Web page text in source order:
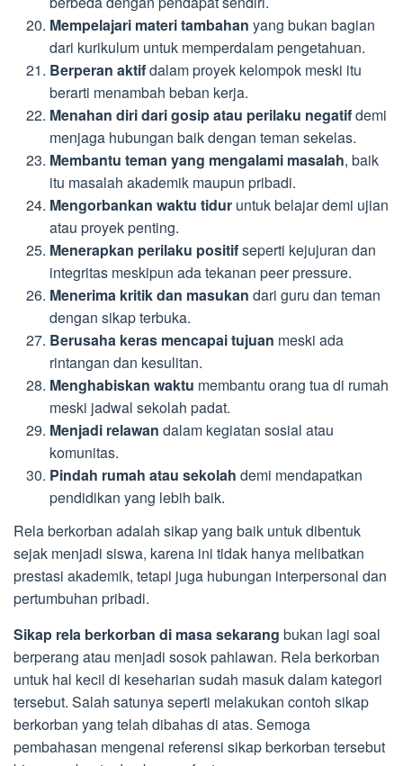
Mempelajari materi tambahan yang bukan bagian
dari kurikulum untuk memperdalam pengetahuan.
Berperan aktifdalam proyek kelompok meski itu
berarti menambah beban kerja.
Menahan diri dari gosip atau perilaku negatifdemi
menjaga hubungan baik dengan teman sekelas.
Membantu teman yang mengalami masalah, baik
itu masalah akademik maupun pribadi.
Mengorbankan waktu tidur untuk belajar demi ujian
atau proyek penting.
Menerapkan perilaku positifseperti kejujuran dan
integritas meskipun ada tekanan peer pressure.
Menerima kritik dan masukan dari guru dan teman
dengan sikap terbuka.
Berusaha keras mencapai tujuan meski ada
rintangan dan kesulitan.
Menghabiskan waktu membantu orang tua di rumah
meski jadwal sekolah padat.
Menjadi relawan dalam kegiatan sosial atau
komunitas.
Pindah rumah atau sekolah demi mendapatkan
pendidikan yang lebih baik.
Rela berkorban adalah sikap yang baik untuk dibentuk
sejak menjadi siswa, karena ini tidak hanya melibatkan
prestasi akademik, tetapi juga hubungan interpersonal dan
pertumbuhan pribadi.
Sikap rela berkorban di masa sekarang bukan lagi soal
berperang atau menjadi sosok pahlawan. Rela berkorban
untuk hal kecil di keseharian sudah masuk dalam kategori
tersebut. Salah satunya seperti melakukan contoh sikap
berkorban yang telah dibahas di atas. Semoga
pembahasan mengenai referensi sikap berkorban tersebut